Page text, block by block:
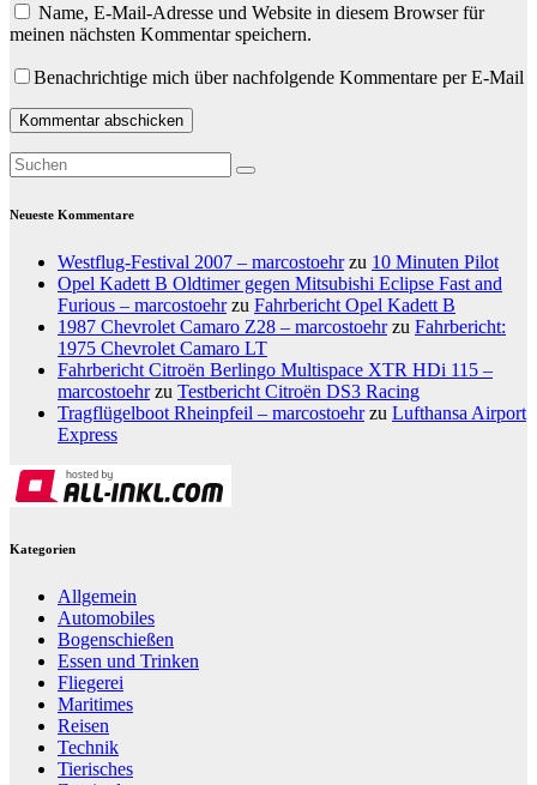
Name, E-Mail-Adresse und Website in diesem Browser für
meinen nächsten Kommentar speichern.
Benachrichtige mich über nachfolgende Kommentare per E-Mail
Neueste Kommentare
Westflug-Festival 2007 – marcostoehrzu 10 Minuten Pilot
Opel Kadett B Oldtimer gegen Mitsubishi Eclipse Fast and
Furious – marcostoehrzu Fahrbericht Opel Kadett B
1987 Chevrolet Camaro Z28 – marcostoehrzu Fahrbericht:
1975 Chevrolet Camaro LT
Fahrbericht Citroën Berlingo Multispace XTR HDi 115 –
marcostoehrzu Testbericht Citroën DS3 Racing
Tragflügelboot Rheinpfeil – marcostoehrzu Lufthansa Airport
Express
Kategorien
Allgemein
Automobiles
Bogenschießen
Essen und Trinken
Fliegerei
Maritimes
Reisen
Technik
Tierisches